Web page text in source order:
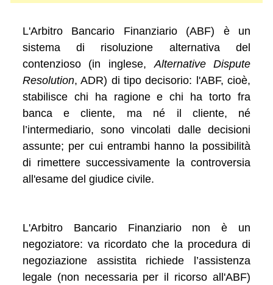
L'Arbitro Bancario Finanziario (ABF) è un
sistema di risoluzione alternativa del
contenzioso (in inglese, Alternative Dispute
Resolution, ADR) di tipo decisorio: l'ABF, cioè,
stabilisce chi ha ragione e chi ha torto fra
banca e cliente, ma né il cliente, né
l’intermediario, sono vincolati dalle decisioni
assunte; per cui entrambi hanno la possibilità
di rimettere successivamente la controversia
all'esame del giudice civile.
L'Arbitro Bancario Finanziario non è un
negoziatore: va ricordato che la procedura di
negoziazione assistita richiede l’assistenza
legale (non necessaria per il ricorso all'ABF)